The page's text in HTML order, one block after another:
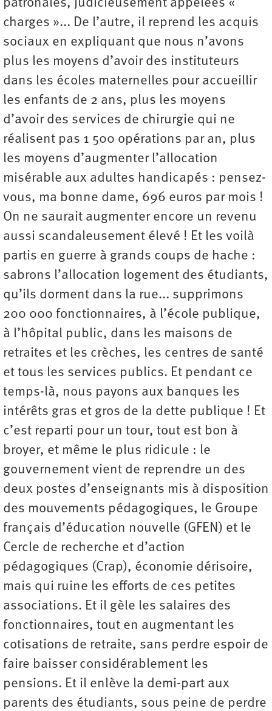
patronales, judicieusement appelées «
charges »... De l’autre, il reprend les acquis
sociaux en expliquant que nous n’avons
plus les moyens d’avoir des instituteurs
dans les écoles maternelles pour accueillir
les enfants de 2 ans, plus les moyens
d’avoir des services de chirurgie qui ne
réalisent pas 1 500 opérations par an, plus
les moyens d’augmenter l’allocation
misérable aux adultes handicapés : pensez-
vous, ma bonne dame, 696 euros par mois !
On ne saurait augmenter encore un revenu
aussi scandaleusement élevé ! Et les voilà
partis en guerre à grands coups de hache :
sabrons l’allocation logement des étudiants,
qu’ils dorment dans la rue... supprimons
200 000 fonctionnaires, à l’école publique,
à l’hôpital public, dans les maisons de
retraites et les crèches, les centres de santé
et tous les services publics. Et pendant ce
temps-là, nous payons aux banques les
intérêts gras et gros de la dette publique ! Et
c’est reparti pour un tour, tout est bon à
broyer, et même le plus ridicule : le
gouvernement vient de reprendre un des
deux postes d’enseignants mis à disposition
des mouvements pédagogiques, le Groupe
français d’éducation nouvelle (GFEN) et le
Cercle de recherche et d’action
pédagogiques (Crap), économie dérisoire,
mais qui ruine les efforts de ces petites
associations. Et il gèle les salaires des
fonctionnaires, tout en augmentant les
cotisations de retraite, sans perdre espoir de
faire baisser considérablement les
pensions. Et il enlève la demi-part aux
parents des étudiants, sous peine de perdre